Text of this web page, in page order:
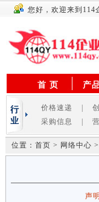
您好，欢迎来到114
首 页 产
价格速递
采购信息
位置：首页 > 网络中心
声